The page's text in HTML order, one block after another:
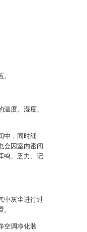
度、湿度、
中，同时细
会因室内密闭
鸣、乏力、记
中灰尘进行过
空调净化装